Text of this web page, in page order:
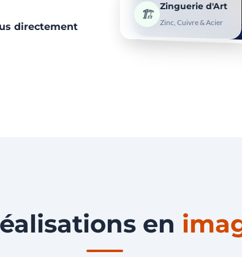
directement
🏗️
Zinguerie d'Art
Zinc, Cuivre & Acier
en